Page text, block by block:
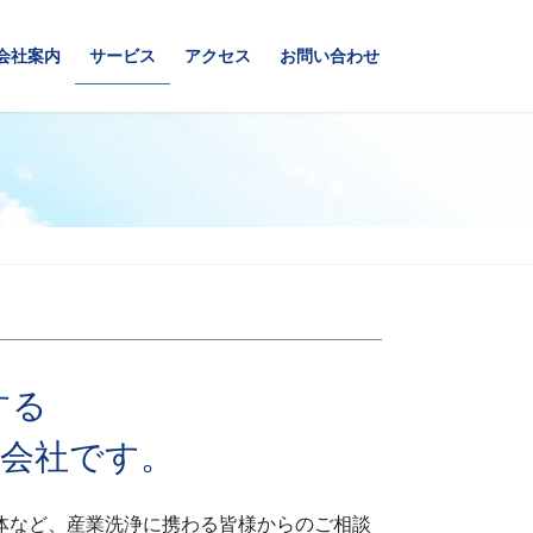
社案内 サービス アクセス お問い合わせ
る
社です。
ど、産業洗浄に携わる皆様からのご相談